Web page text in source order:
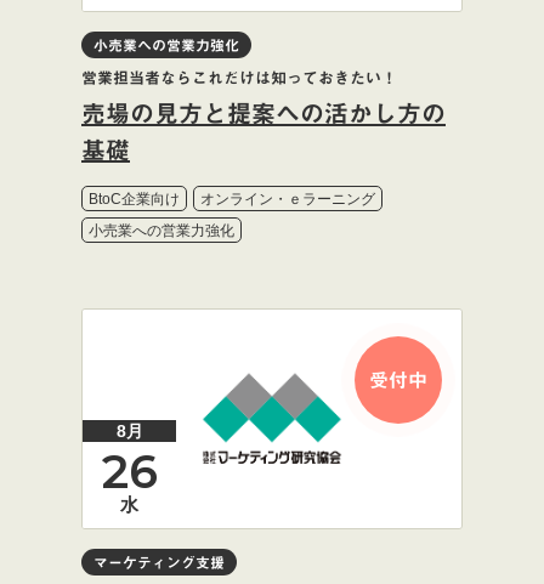
小売業への営業力強化
営業担当者ならこれだけは知っておきたい！
売場の見方と提案への活かし方の
基礎
BtoC企業向け
オンライン・ｅラーニング
小売業への営業力強化
受付中
8月
26
水
マーケティング支援